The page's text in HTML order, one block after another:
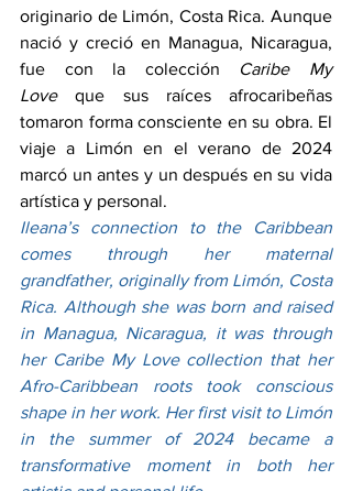
originario de Limón, Costa Rica. Aunque
nació y creció en Managua, Nicaragua,
fue con la colección Caribe My
Love que sus raíces afrocaribeñas
tomaron forma consciente en su obra. El
viaje a Limón en el verano de 2024
marcó un antes y un después en su vida
artística y personal.
Ileana’s connection to the Caribbean
comes through her maternal
grandfather, originally from Limón, Costa
Rica. Although she was born and raised
in Managua, Nicaragua, it was through
her Caribe My Love collection that her
Afro-Caribbean roots took conscious
shape in her work. Her first visit to Limón
in the summer of 2024 became a
transformative moment in both her